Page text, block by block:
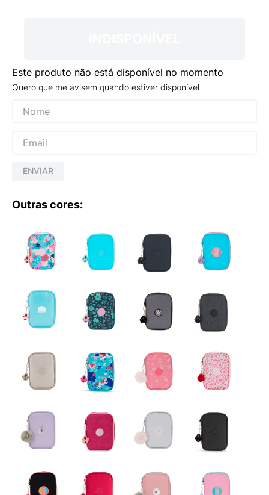
Este produto não está disponível no momento
Quero que me avisem quando estiver disponível
ENVIAR
Outras cores: